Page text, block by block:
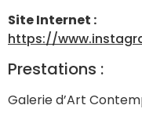
Site Internet :
https://
Prestations :
Galerie d’Art